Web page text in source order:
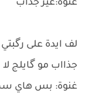
غنوة:غير جذاب
لف ايدة على
جذااب مو گايلج
غنوة: بس هاي